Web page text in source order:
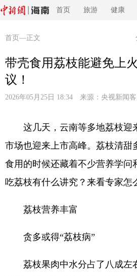
首页 旅游 健康
首页 —正文
带壳食用荔枝能避免上
议！
2026年05月25日 18:34 来源： 央视新闻
这几天，云南等多地荔枝迎
市场也迎来上市高峰。荔枝清甜
食用的时候还藏着不少营养学问
吃荔枝有什么讲究？来看专家怎
荔枝营养丰富
贪多或得“荔枝病”
荔枝果肉中水分占了八成左右